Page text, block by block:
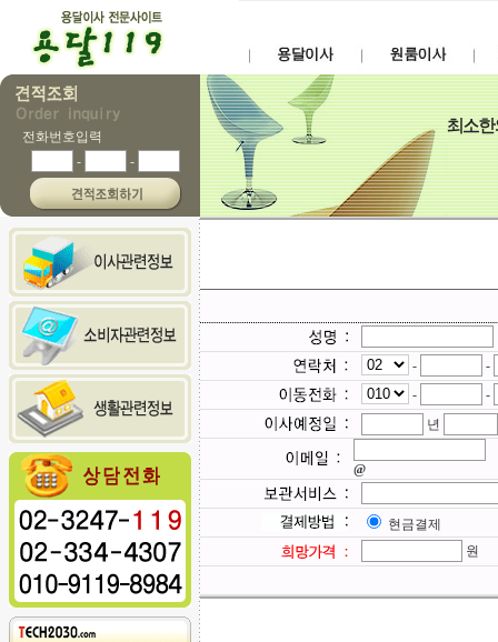
전화번호입력
-
-
-
-
-
-
년
@
현금결제
원